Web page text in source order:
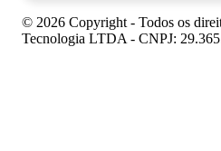
© 2026 Copyright - Todos os
Tecnologia LTDA - CNPJ: